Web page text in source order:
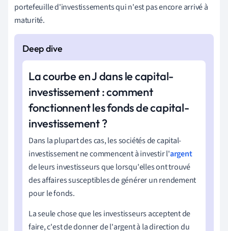
portefeuille d'investissements qui n'est pas encore arrivé à
maturité.
La courbe en J dans le capital-
investissement : comment
fonctionnent les fonds de capital-
investissement ?
Dans la plupart des cas, les sociétés de capital-
investissement ne commencent à investir l'argent
de leurs investisseurs que lorsqu'elles ont trouvé
des affaires susceptibles de générer un rendement
pour le fonds.
La seule chose que les investisseurs acceptent de
faire, c'est de donner de l'argent à la direction du